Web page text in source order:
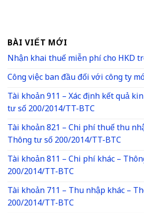
BÀI VIẾT MỚI
Nhận khai thuế miễn phí cho HKD
Công việc ban đầu đối với công ty
Tài khoản 911 – Xác định kết quả
tư số 200/2014/TT-BTC
Tài khoản 821 – Chi phí thuế thu
Thông tư số 200/2014/TT-BTC
Tài khoản 811 – Chi phí khác –
200/2014/TT-BTC
Tài khoản 711 – Thu nhập khác –
200/2014/TT-BTC